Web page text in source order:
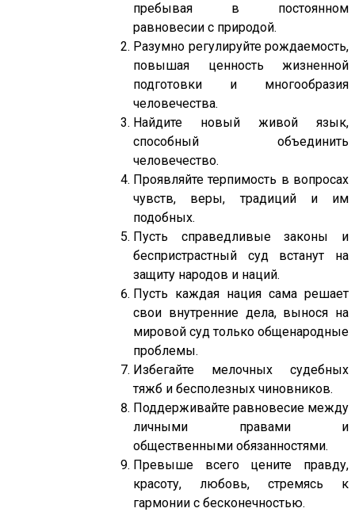
пребывая в постоянном
равновесии с природой.
Разумно регулируйте рождаемость,
повышая ценность жизненной
подготовки и многообразия
человечества.
Найдите новый живой язык,
способный объединить
человечество.
Проявляйте терпимость в вопросах
чувств, веры, традиций и им
подобных.
Пусть справедливые законы и
беспристрастный суд встанут на
защиту народов и наций.
Пусть каждая нация сама решает
свои внутренние дела, вынося на
мировой суд только общенародные
проблемы.
Избегайте мелочных судебных
тяжб и бесполезных чиновников.
Поддерживайте равновесие между
личными правами и
общественными обязанностями.
Превыше всего цените правду,
красоту, любовь, стремясь к
гармонии с бесконечностью.